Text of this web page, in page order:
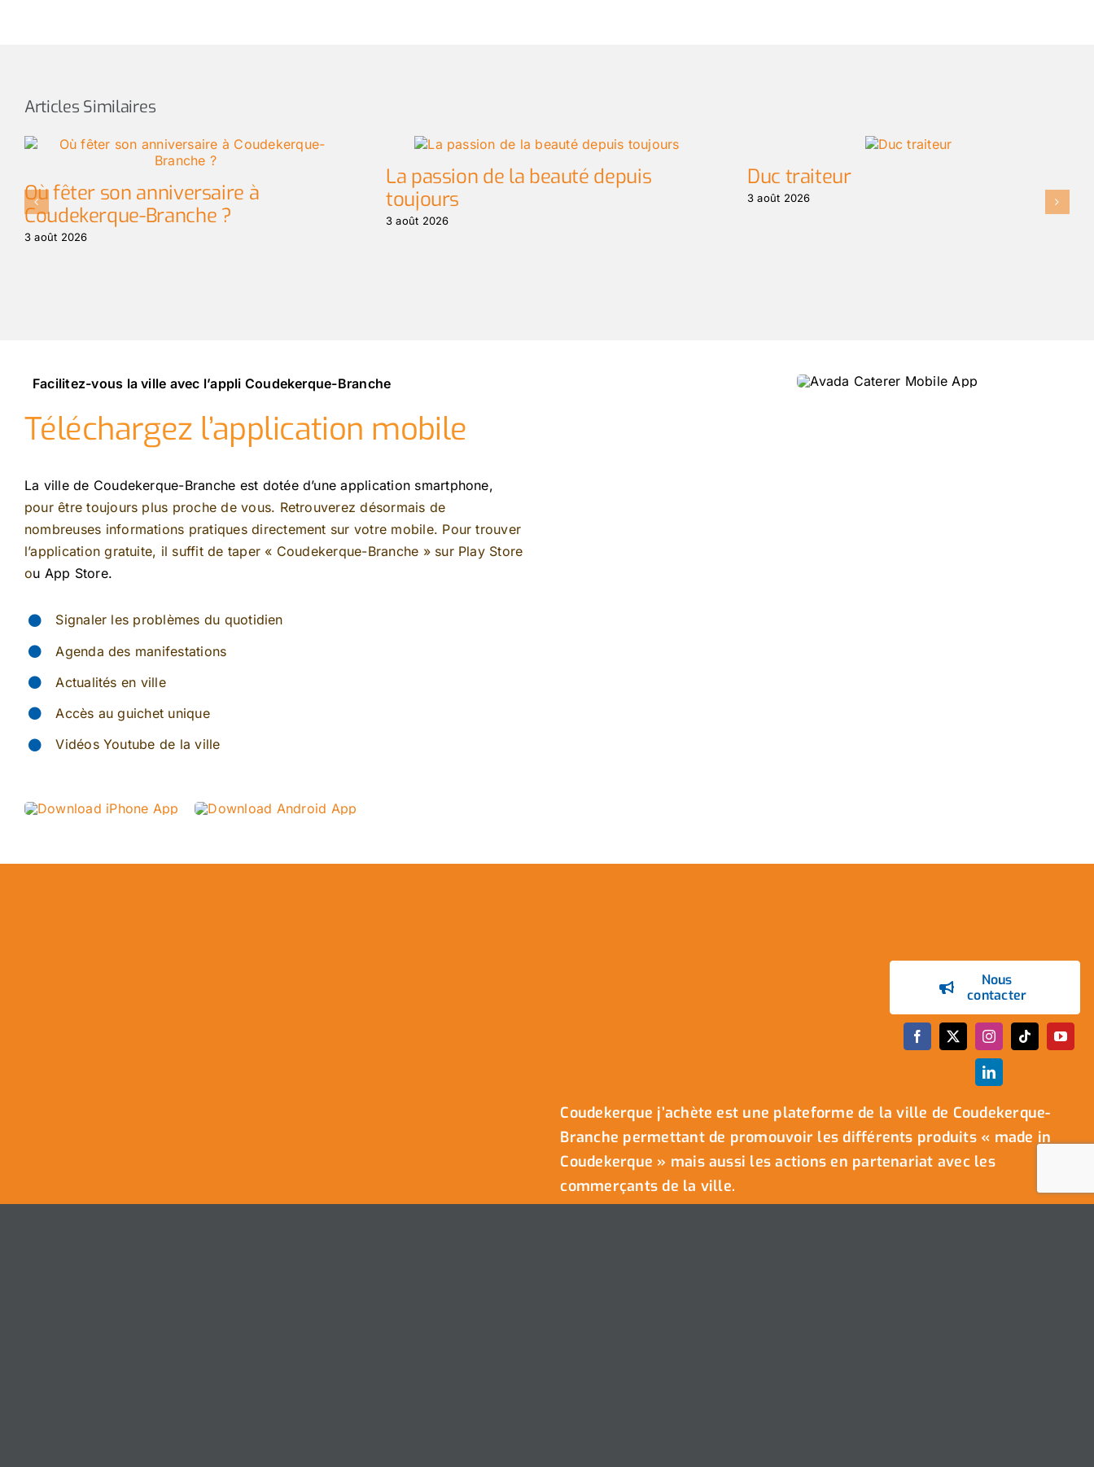
Articles Similaires
Où fêter son anniversaire à
Coudekerque-Branche ?
3 août 2026
La passion de la beauté depuis
toujours
3 août 2026
Duc traiteur
3 août 2026
Facilitez-vous la ville avec l’appli Coudekerque-Branche
Téléchargez l’application mobile
La ville de Coudekerque-Branche est dotée d’une application smartphone,
pour être toujours plus proche de vous. Retrouverez désormais de
nombreuses informations pratiques directement sur votre mobile. Pour trouver
l’application gratuite, il suffit de taper « Coudekerque-Branche »sur Play Store
ou App Store.
Signaler les problèmes du quotidien
Agenda des manifestations
Actualités en ville
Accès au guichet unique
Vidéos Youtube de la ville
Nous
contacter
Coudekerque j’achète est une plateforme de la ville de Coudekerque-
Branche permettant de promouvoir les différents produits « made in
Coudekerque » mais aussi les actions en partenariat avec les
commerçants de la ville.